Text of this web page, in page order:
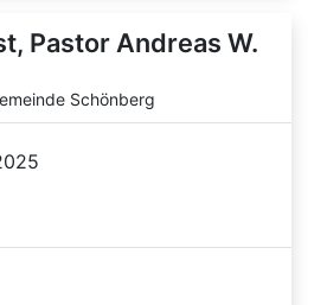
Pastor Andreas W.
Schönberg